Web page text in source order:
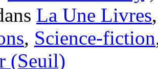
La Une Livres
, Science-fiction
(Seuil)